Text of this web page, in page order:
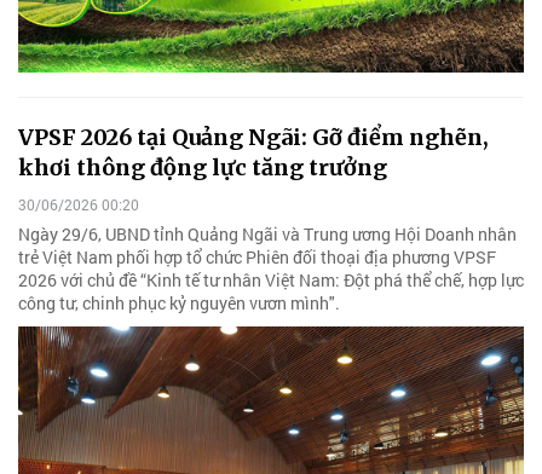
VPSF 2026 tại Quảng Ngãi: Gỡ điểm nghẽn,
khơi thông động lực tăng trưởng
30/06/2026 00:20
Ngày 29/6, UBND tỉnh Quảng Ngãi và Trung ương Hội Doanh nhân
trẻ Việt Nam phối hợp tổ chức Phiên đối thoại địa phương VPSF
2026 với chủ đề “Kinh tế tư nhân Việt Nam: Đột phá thể chế, hợp lực
công tư, chinh phục kỷ nguyên vươn mình".